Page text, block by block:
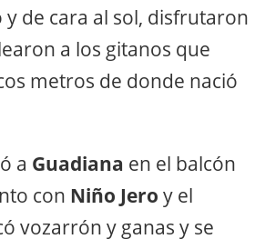
de cara al sol, disfrutaron
a los gitanos que
metros de donde nació
a Guadiana en el balcón
con Niño Jero y el
vozarrón y ganas y se